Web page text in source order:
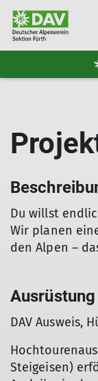
Du willst
Wir planen
den Alpen –
Ausrüstung
DAV Ausweis,
Steigeisen)